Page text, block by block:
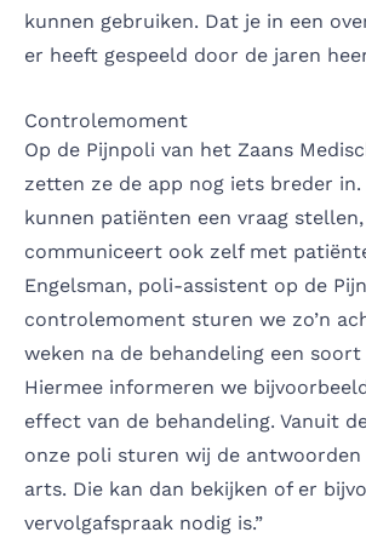
kunnen gebruiken. Dat je in een
er heeft gespeeld door de jaren
Controlemoment
Op de Pijnpoli van het Zaans
zetten ze de app nog iets breder
kunnen patiënten een vraag
communiceert ook zelf met
Engelsman, poli-assistent op de
controlemoment sturen we zo’n
weken na de behandeling een
Hiermee informeren we
effect van de behandeling. Vanuit
onze poli sturen wij de
arts. Die kan dan bekijken of er
vervolgafspraak nodig is.”